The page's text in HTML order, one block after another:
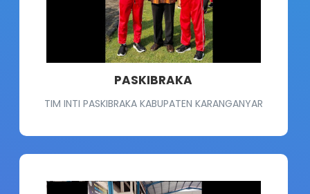
PASKIBRAKA
TIM INTI PASKIBRAKA KABUPATEN KARANGANYAR